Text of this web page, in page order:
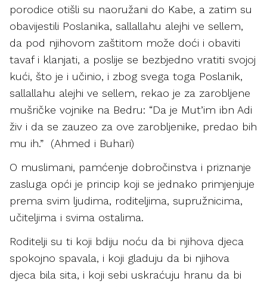
porodice otišli su naoružani do Kabe, a zatim su
obavijestili Poslanika, sallallahu alejhi ve sellem,
da pod njihovom zaštitom može doći i obaviti
tavaf i klanjati, a poslije se bezbjedno vratiti svojoj
kući, što je i učinio, i zbog svega toga Poslanik,
sallallahu alejhi ve sellem, rekao je za zarobljene
mušričke vojnike na Bedru: “Da je Mut’im ibn Adi
živ i da se zauzeo za ove zarobljenike, predao bih
mu ih.” (Ahmed i Buhari)
O muslimani, pamćenje dobročinstva i priznanje
zasluga opći je princip koji se jednako primjenjuje
prema svim ljudima, roditeljima, supružnicima,
učiteljima i svima ostalima.
Roditelji su ti koji bdiju noću da bi njihova djeca
spokojno spavala, i koji gladuju da bi njihova
djeca bila sita, i koji sebi uskraćuju hranu da bi